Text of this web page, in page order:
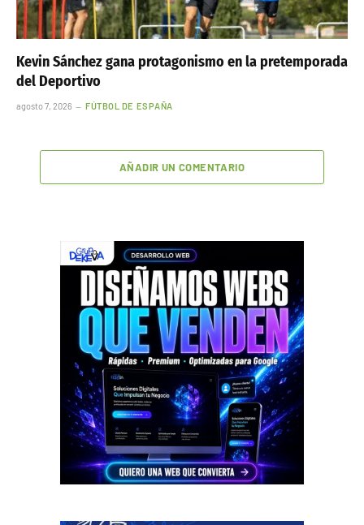
Kevin Sánchez gana protagonismo en la pretemporada
del Deportivo
agosto 7, 2026 FÚTBOL DE ESPAÑA
AÑADIR UN COMENTARIO